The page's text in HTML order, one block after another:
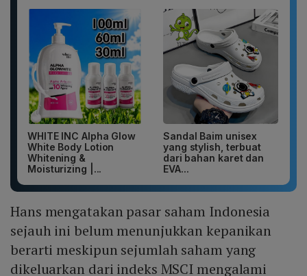
WHITE INC Alpha Glow
White Body Lotion
Whitening &
Moisturizing |...
Sandal Baim unisex
yang stylish, terbuat
dari bahan karet dan
EVA...
Hans mengatakan pasar saham Indonesia
sejauh ini belum menunjukkan kepanikan
berarti meskipun sejumlah saham yang
dikeluarkan dari indeks MSCI mengalami